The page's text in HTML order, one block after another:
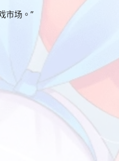
市场。”